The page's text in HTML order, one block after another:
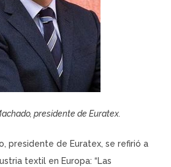
presidente de Euratex.
presidente de Euratex, se refirió a
textil en Europa: “Las